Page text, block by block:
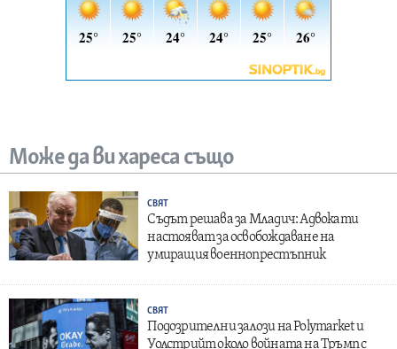
Може да ви хареса също
СВЯТ
Съдът решава за Младич: Адвокати
настояват за освобождаване на
умиращия военнопрестъпник
СВЯТ
Подозрителни залози на Polymarket и
Уолстрийт около войната на Тръмп с